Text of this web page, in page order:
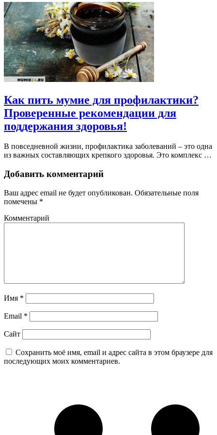
Как пить мумие для профилактики?
Проверенные рекомендации для
поддержания здоровья!
В повседневной жизни, профилактика заболеваний – это одна
из важных составляющих крепкого здоровья. Это комплекс …
Добавить комментарий
Ваш адрес email не будет опубликован. Обязательные поля
помечены *
Комментарий
Имя *
Email *
Сайт
Сохранить моё имя, email и адрес сайта в этом браузере для
последующих моих комментариев.